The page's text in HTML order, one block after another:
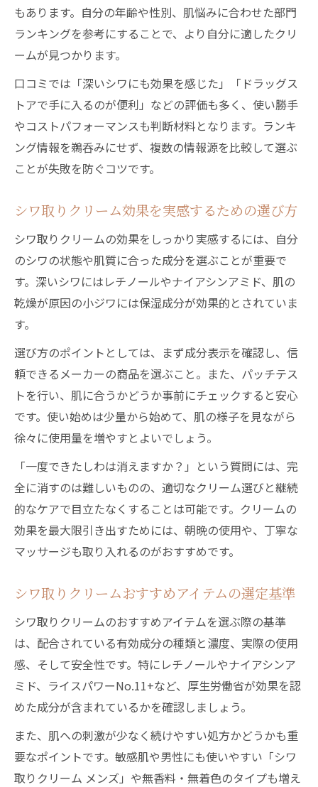
もあります。自分の年齢や性別、肌悩みに合わせた部門
ランキングを参考にすることで、より自分に適したクリ
ームが見つかります。
口コミでは「深いシワにも効果を感じた」「ドラッグス
トアで手に入るのが便利」などの評価も多く、使い勝手
やコストパフォーマンスも判断材料となります。ランキ
ング情報を鵜呑みにせず、複数の情報源を比較して選ぶ
ことが失敗を防ぐコツです。
シワ取りクリーム効果を実感するための選び方
シワ取りクリームの効果をしっかり実感するには、自分
のシワの状態や肌質に合った成分を選ぶことが重要で
す。深いシワにはレチノールやナイアシンアミド、肌の
乾燥が原因の小ジワには保湿成分が効果的とされていま
す。
選び方のポイントとしては、まず成分表示を確認し、信
頼できるメーカーの商品を選ぶこと。また、パッチテス
トを行い、肌に合うかどうか事前にチェックすると安心
です。使い始めは少量から始めて、肌の様子を見ながら
徐々に使用量を増やすとよいでしょう。
「一度できたしわは消えますか？」という質問には、完
全に消すのは難しいものの、適切なクリーム選びと継続
的なケアで目立たなくすることは可能です。クリームの
効果を最大限引き出すためには、朝晩の使用や、丁寧な
マッサージも取り入れるのがおすすめです。
シワ取りクリームおすすめアイテムの選定基準
シワ取りクリームのおすすめアイテムを選ぶ際の基準
は、配合されている有効成分の種類と濃度、実際の使用
感、そして安全性です。特にレチノールやナイアシンア
ミド、ライスパワーNo.11+など、厚生労働省が効果を認
めた成分が含まれているかを確認しましょう。
また、肌への刺激が少なく続けやすい処方かどうかも重
要なポイントです。敏感肌や男性にも使いやすい「シワ
取りクリーム メンズ」や無香料・無着色のタイプも増え